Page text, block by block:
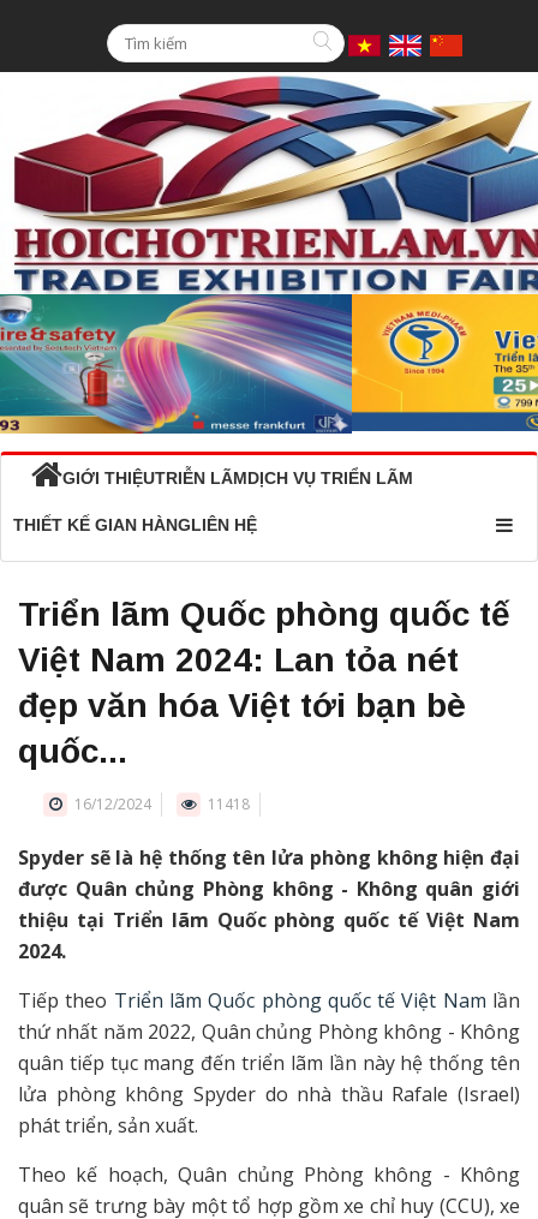
GIỚI THIỆUTRIỄN LÃMDỊCH VỤ TRIỂN LÃM
THIẾT KẾ GIAN HÀNGLIÊN HỆ
Triển lãm Quốc phòng quốc tế
Việt Nam 2024: Lan tỏa nét
đẹp văn hóa Việt tới bạn bè
quốc...
16/12/2024 11418
Spyder sẽ là hệ thống tên lửa phòng không hiện đại
được Quân chủng Phòng không - Không quân giới
thiệu tại Triển lãm Quốc phòng quốc tế Việt Nam
2024.
Tiếp theo Triển lãm Quốc phòng quốc tế Việt Nam lần
thứ nhất năm 2022, Quân chủng Phòng không - Không
quân tiếp tục mang đến triển lãm lần này hệ thống tên
lửa phòng không Spyder do nhà thầu Rafale (Israel)
phát triển, sản xuất.
Theo kế hoạch, Quân chủng Phòng không - Không
quân sẽ trưng bày một tổ hợp gồm xe chỉ huy (CCU), xe